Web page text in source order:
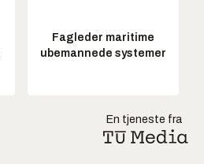
Fagleder maritime
ubemannede systemer
En tjeneste fra